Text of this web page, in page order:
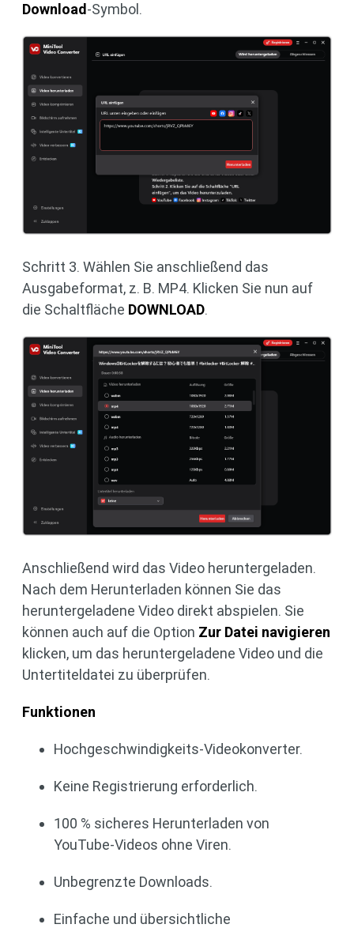
Download -Symbol.
Schritt 3. Wählen Sie anschließend das
Ausgabeformat, z. B. MP4. Klicken Sie nun auf
die Schaltfläche DOWNLOAD.
Anschließend wird das Video heruntergeladen.
Nach dem Herunterladen können Sie das
heruntergeladene Video direkt abspielen. Sie
können auch auf die Option Zur Datei navigieren
klicken, um das heruntergeladene Video und die
Untertiteldatei zu überprüfen.
Funktionen
Hochgeschwindigkeits-Videokonverter.
Keine Registrierung erforderlich.
100 % sicheres Herunterladen von
YouTube-Videos ohne Viren.
Unbegrenzte Downloads.
Einfache und übersichtliche